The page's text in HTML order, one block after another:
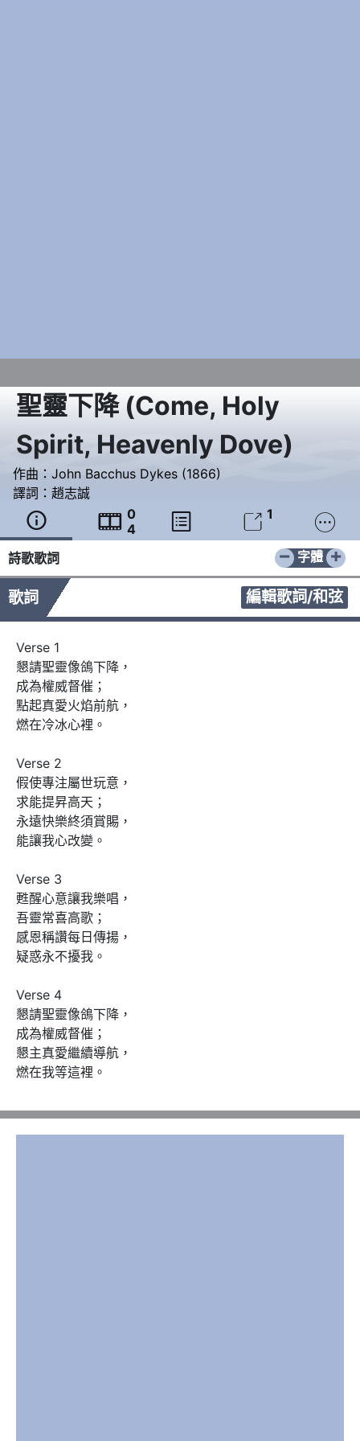
聖靈下降(Come, Holy
Spirit, Heavenly Dove)
作曲： John Bacchus Dykes (1866)
譯詞： 趙志誠
  0
4
  1 
詩歌歌詞 − +
字體
歌詞 編輯歌詞/和弦
Verse 1
懇請聖靈像鴿下降，
成為權威督催；
點起真愛火焰前航，
燃在冷冰心裡。
Verse 2
假使專注屬世玩意，
求能提昇高天；
永遠快樂終須賞賜，
能讓我心改變。
Verse 3
甦醒心意讓我樂唱，
吾靈常喜高歌；
感恩稱讚每日傳揚，
疑惑永不擾我。
Verse 4
懇請聖靈像鴿下降，
成為權威督催；
懇主真愛繼續導航，
燃在我等這裡。